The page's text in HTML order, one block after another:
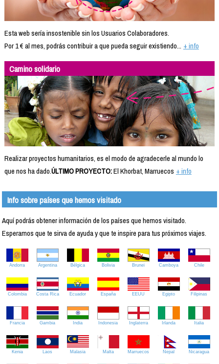
Esta web sería insostenible sin los Usuarios Colaboradores.
Por 1 € al mes, podrás contribuir a que pueda seguir existiendo... + info
Camino solidario
Realizar proyectos humanitarios, es el modo de agradecerle al mundo lo
que nos ha dado.ÚLTIMO PROYECTO:El Khorbat, Marruecos + info
Info sobre países que hemos visitado
Aquí podrás obtener información de los países que hemos visitado.
Esperamos que te sirva de ayuda y que te inspire para tus próximos viajes.
Andorra Argentina Bélgica Bolivia Brunei Camboya Chile
Colombia Costa Rica Ecuador España EEUU Egipto Filipinas
Francia Gambia India Indonesia Inglaterra Irlanda Italia
Kenia Laos Malasia Malta Marruecos Nepal Nicaragua